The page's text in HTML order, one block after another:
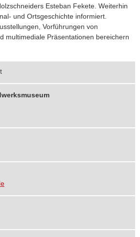
Esteban Fekete. Weiterhin
und Ortsgeschichte informiert.
Vorführungen von
multimediale Präsentationen bereichern